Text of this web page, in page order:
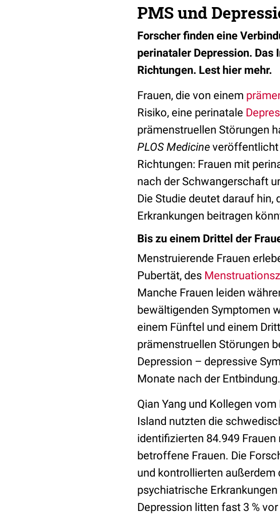
PMS und
Forscher finden eine
perinataler Depression. Das
Richtungen. Lest hier mehr.
Frauen, die von einem
Risiko, eine perinatale
prämenstruellen Störungen
PLOS Medicine veröffentlicht
Richtungen: Frauen mit
nach der Schwangerschaft
Die Studie deutet darauf
Erkrankungen beitragen
Bis zu einem Drittel der
Menstruierende Frauen
Pubertät, des
Manche Frauen leiden
bewältigenden Symptomen
einem Fünftel und einem
prämenstruellen Störungen
Depression – depressive
Monate nach der Entbindung.
Qian Yang und Kollegen
Island nutzten die
identifizierten 84.949
betroffene Frauen. Die
und kontrollierten außerdem
psychiatrische
Depression litten fast 3 %